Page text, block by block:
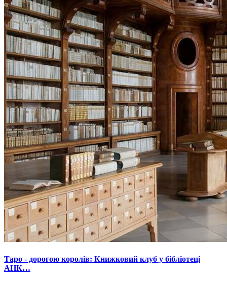
Таро - дорогою королів: Книжковий клуб у бібліотеці
АНК…